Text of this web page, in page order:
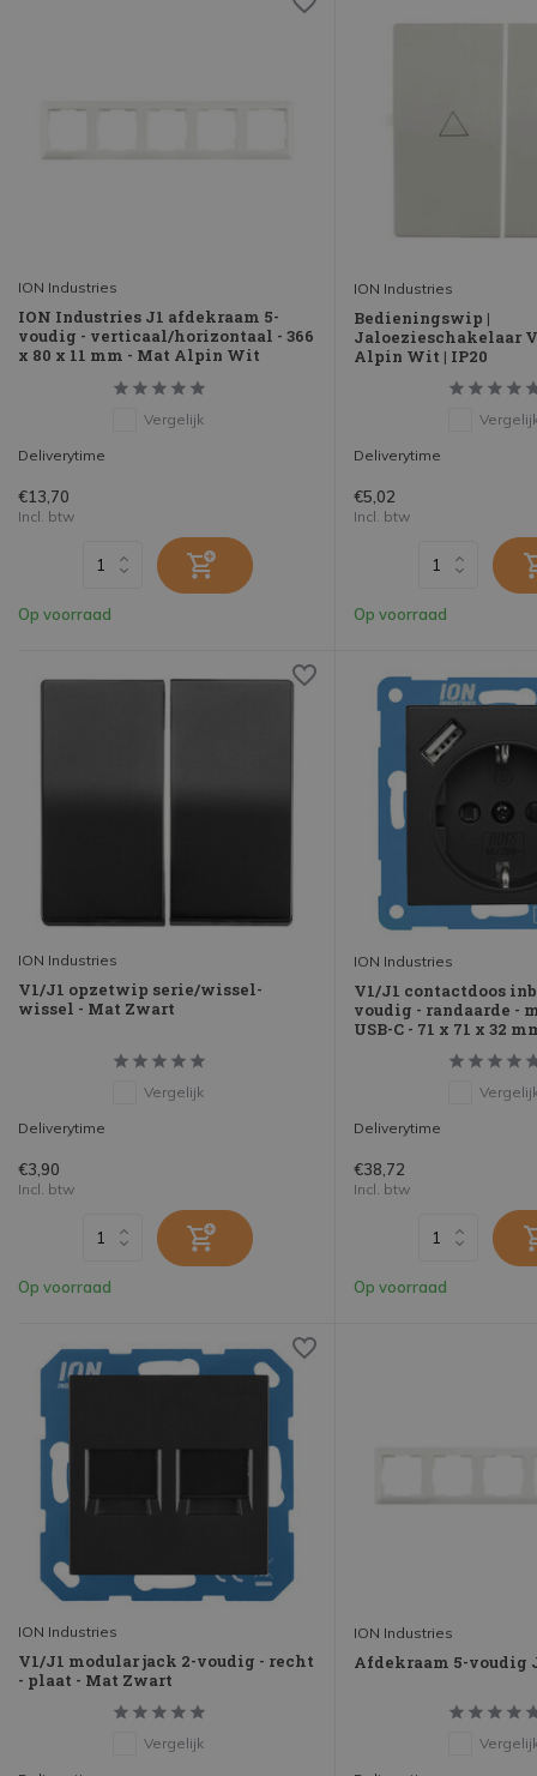
ION Industries
ION Industries J1 afdekraam 5-
voudig - verticaal/horizontaal - 366
x 80 x 11 mm - Mat Alpin Wit
Vergelijk
Deliverytime
€13,70
Incl. btw
Op voorraad
ION Industries
Bedieningswip |
Jaloezieschakelaar
Alpin Wit | IP20
Deliverytime
€5,02
Incl. btw
Op voorraad
ION Industries
V1/J1 opzetwip serie/wissel-
wissel - Mat Zwart
Vergelijk
Deliverytime
€3,90
Incl. btw
Op voorraad
ION Industries
V1/J1 contactdoos
voudig - randaarde -
USB-C - 71 x 71 x 32
Deliverytime
€38,72
Incl. btw
Op voorraad
ION Industries
V1/J1 modular jack 2-voudig - recht
- plaat - Mat Zwart
Vergelijk
ION Industries
Afdekraam 5-voudig